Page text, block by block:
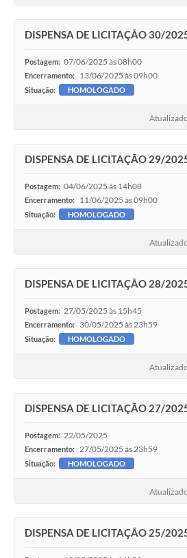
DISPENSA DE LICITAÇÃO 30/
Postagem: 07/06/2025 às 08h00
Encerramento: 13/06/2025 às 09h00
Situação: HOMOLOGADO
DISPENSA DE LICITAÇÃO 29/
Postagem: 04/06/2025 às 14h08
Encerramento: 11/06/2025 às 09h00
Situação: HOMOLOGADO
DISPENSA DE LICITAÇÃO 28/
Postagem: 27/05/2025 às 15h45
Encerramento: 30/05/2025 às 23h59
Situação: HOMOLOGADO
DISPENSA DE LICITAÇÃO 27/
Postagem: 22/05/2025
Encerramento: 27/05/2025 às 23h59
Situação: HOMOLOGADO
DISPENSA DE LICITAÇÃO 25/